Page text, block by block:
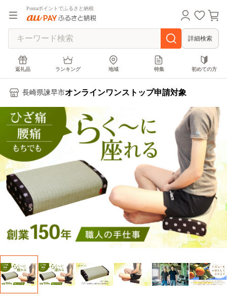
Pontaポイントでふるさと納税
詳細検索
返礼品 ランキング 地域 特集 初めての方
長崎県諫早市オンラインワンストップ申請対象